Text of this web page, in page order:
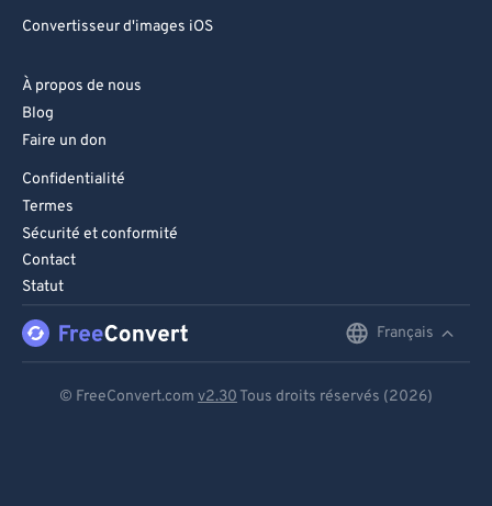
Convertisseur d'images iOS
À propos de nous
Blog
Faire un don
Confidentialité
Termes
Sécurité et conformité
Contact
Statut
Français
© FreeConvert.com v2.30 Tous droits réservés (2026)